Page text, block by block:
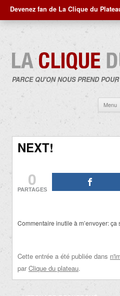
Devenez fan de La Clique du
PARCE QU'ON NOUS PREND
Menu
NEXT!
0
PARTAGES
Commentaire inutile à m’envoyer: ça
Cette entrée a été publiée dans
par Clique du plateau.